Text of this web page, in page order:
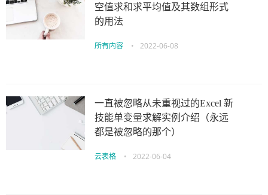
空值求和求平均值及其数组形式
的用法
所有内容 • 2022-06-08
一直被忽略从未重视过的Excel 新
技能单变量求解实例介绍（永远
都是被忽略的那个）
云表格 • 2022-06-04